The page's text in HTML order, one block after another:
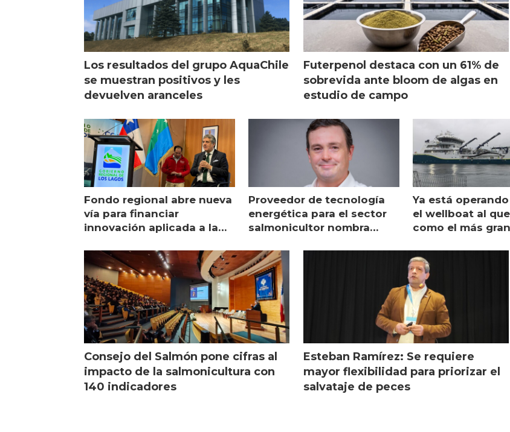
Los resultados del grupo AquaChile
se muestran positivos y les
devuelven aranceles
Futerpenol destaca con un 61% de
sobrevida ante bloom de algas en
estudio de campo
Fondo regional abre nueva
vía para financiar
innovación aplicada a la
Proveedor de tecnología
energética para el sector
salmonicultor nombra
Ya está
el wellboat al
como el más
Consejo del Salmón pone cifras al
impacto de la salmonicultura con
140 indicadores
Esteban Ramírez: Se requiere
mayor flexibilidad para priorizar el
salvataje de peces